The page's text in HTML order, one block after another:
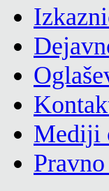
Mediji